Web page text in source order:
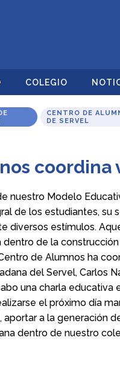
COLEGIO
CENTRO DE
DE SERVEL
coordina
nuestro Modelo
de los estudiantes, su
diversos estímulos.
de la
de Alumnos ha
del Servel, Carlos
una charla
el próximo día
aportar a la generación
dentro de nuestro